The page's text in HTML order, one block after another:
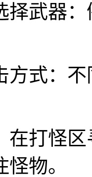
择武器
方式：
在打怪
物。